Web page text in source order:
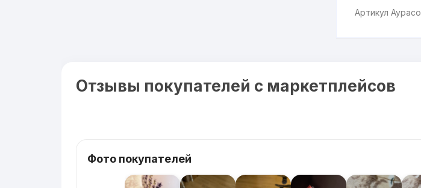
Артикул
Отзывы покупателей с маркетплейсов
Фото покупателей